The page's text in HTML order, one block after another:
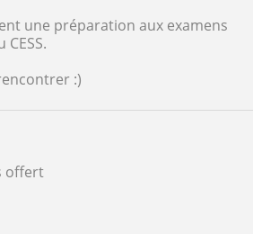
offert
une préparation aux examens
:)